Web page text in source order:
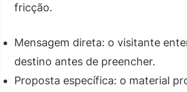
fricção.
Mensagem direta: o visitante
destino antes de preencher.
Proposta específica: o material